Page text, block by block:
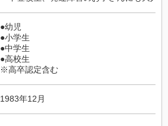
●幼児
●小学生
●中学生
●高校生
※高卒認定含む
1983年12月